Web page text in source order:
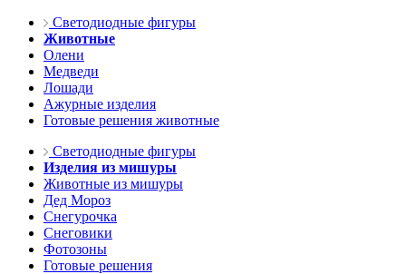
Светодиодные фигуры
Животные
Олени
Медведи
Лошади
Ажурные изделия
Готовые решения животные
Светодиодные фигуры
Изделия из мишуры
Животные из мишуры
Дед Мороз
Снегурочка
Снеговики
Фотозоны
Готовые решения